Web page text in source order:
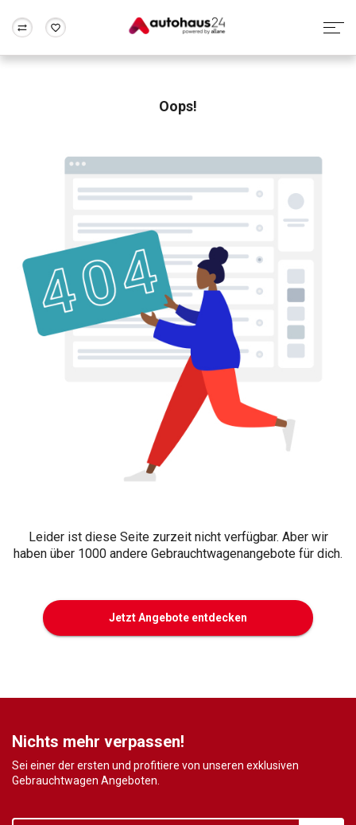
Rund um die Inzahlungnahme
Oops!
Leider ist diese Seite zurzeit nicht verfügbar. Aber wir
haben über 1000 andere Gebrauchtwagenangebote für dich.
Jetzt Angebote entdecken
Nichts mehr verpassen!
Sei einer der ersten und profitiere von unseren exklusiven
Gebrauchtwagen Angeboten.